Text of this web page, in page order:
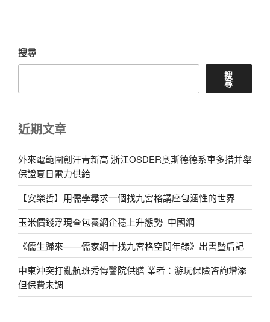
搜尋
搜
尋
近期文章
外來電範圍創汗青新高 浙江OSDER奧斯德德系車多措并舉
保證夏日電力供給
【安樂哲】用儒學尋求一個找九宮格講座包涵性的世界
玉米價錢浮現查包養網企穩上升態勢_中國網
《儒生歸來——儒家網十找九宮格空間年錄》出書暨后記
中東沖突打亂航班秀傳醫院供膳 業者：游玩保險咨詢增添
但保費未調